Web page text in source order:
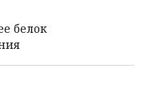
белок